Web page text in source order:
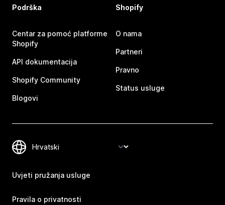
Podrška
Centar za pomoć platforme
Shopify
API dokumentacija
Shopify Community
Blogovi
Shopify
O nama
Partneri
Pravno
Status usluge
Uvjeti pružanja usluge
Pravila o privatnosti